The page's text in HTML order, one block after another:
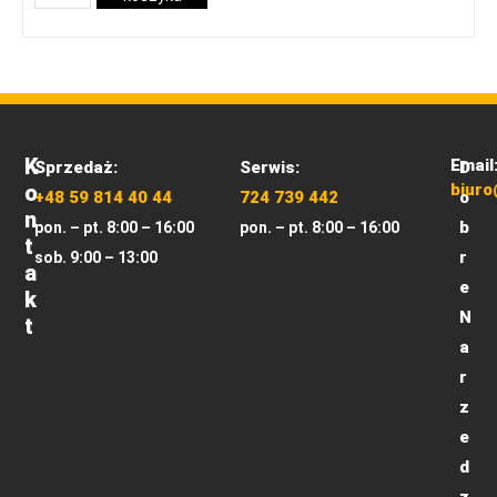
K
O
N
T
A
K
T
Sprzedaż:
+48 59 814 40 44
pon. – pt. 8:00 – 16:00
sob. 9:00 – 13:00
Serwis:
724 739 442
pon. – pt. 8:00 – 16:00
Email:
D
o
b
r
e
N
a
r
z
e
d